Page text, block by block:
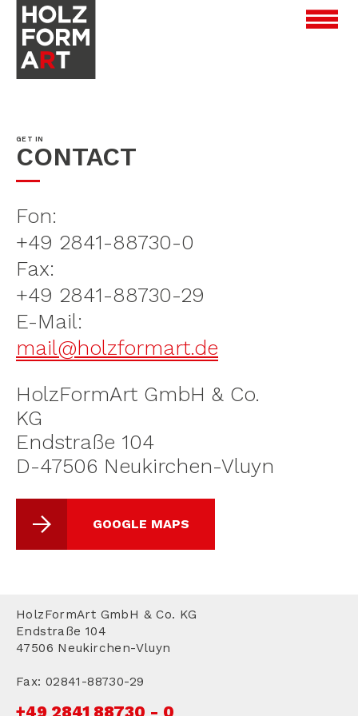
GET IN
CONTACT
Fon:
+49 2841-88730-0
Fax:
+49 2841-88730-29
E-Mail:
mail@holzformart.de
HolzFormArt GmbH & Co.
KG
Endstraße 104
D-47506 Neukirchen-Vluyn
GOOGLE MAPS
HolzFormArt GmbH & Co. KG
Endstraße 104
47506 Neukirchen-Vluyn
Fax: 02841-88730-29